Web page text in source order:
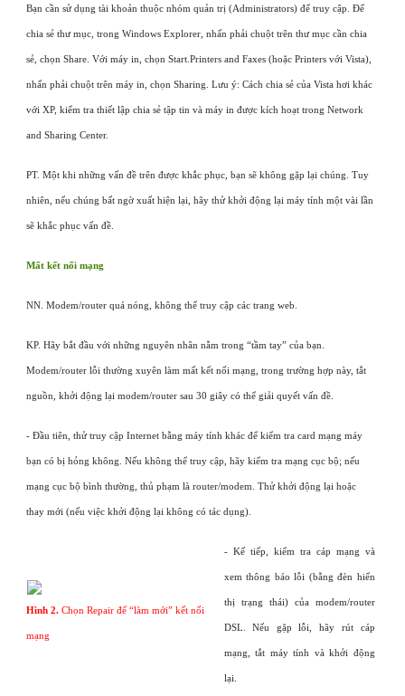
Bạn cần sử dụng tài khoản thuộc nhóm quản trị (Administrators) để truy cập. Để
chia sẻ thư mục, trong Windows Explorer, nhấn phải chuột trên thư mục cần chia
sẻ, chọn Share. Với máy in, chọn Start.Printers and Faxes (hoặc Printers với Vista),
nhấn phải chuột trên máy in, chọn Sharing. Lưu ý: Cách chia sẻ của Vista hơi khác
với XP, kiểm tra thiết lập chia sẻ tập tin và máy in được kích hoạt trong Network
and Sharing Center.
PT. Một khi những vấn đề trên được khắc phục, bạn sẽ không gặp lại chúng. Tuy
nhiên, nếu chúng bất ngờ xuất hiện lại, hãy thử khởi động lại máy tính một vài lần
sẽ khắc phục vấn đề.
Mất kết nối mạng
NN. Modem/router quá nóng, không thể truy cập các trang web.
KP. Hãy bắt đầu với những nguyên nhân nằm trong “tầm tay” của bạn.
Modem/router lỗi thường xuyên làm mất kết nối mạng, trong trường hợp này, tắt
nguồn, khởi động lại modem/router sau 30 giây có thể giải quyết vấn đề.
- Đầu tiên, thử truy cập Internet bằng máy tính khác để kiểm tra card mạng máy
bạn có bị hỏng không. Nếu không thể truy cập, hãy kiểm tra mạng cục bộ; nếu
mạng cục bộ bình thường, thủ phạm là router/modem. Thử khởi động lại hoặc
thay mới (nếu việc khởi động lại không có tác dụng).
Hình 2.Chọn Repair để “làm mới” kết nối
mạng
- Kế tiếp, kiểm tra cáp mạng và
xem thông báo lỗi (bằng đèn hiển
thị trạng thái) của modem/router
DSL. Nếu gặp lỗi, hãy rút cáp
mạng, tắt máy tính và khởi động
lại.